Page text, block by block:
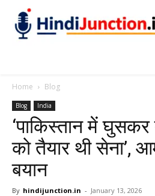
Home Blog
Blog India
‘पाकिस्तान में घुसकर
को तैयार थी सेना’,
बयान
By hindijunction.in - January 13, 2026